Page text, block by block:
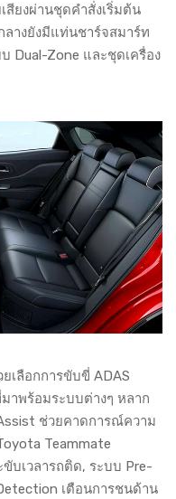
สียงผ่านชุดคำสั่งเริ่มต้น
างยังมีแท่นชาร์จสมาร์ท
Dual-Zone และชุดเครื่อง
เลือกการขับขี่ ADAS
าพร้อมระบบต่างๆ หลาก
ช่วยคาดการณ์ความ
Teammate
บเวลารถติด, ระบบ Pre-
เตือนการชนด้าน